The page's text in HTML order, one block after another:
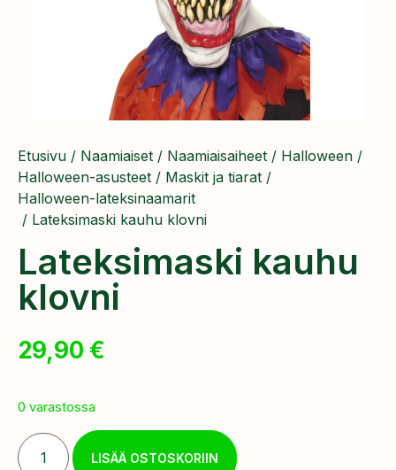
Etusivu / Naamiaiset / Naamiaisaiheet / Halloween /
Halloween-asusteet / Maskit ja tiarat /
Halloween-lateksinaamarit
/ Lateksimaski kauhu klovni
Lateksimaski kauhu
klovni
29,90 €
0 varastossa
LISÄÄ OSTOSKORIIN